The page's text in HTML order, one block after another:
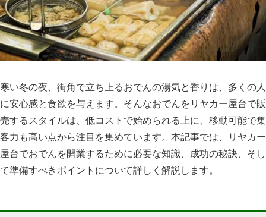
寒い冬の夜、街角で立ち上るおでんの湯気と香りは、多くの人
に安心感と食欲を与えます。そんなおでんをリヤカー屋台で販
売するスタイルは、低コストで始められる上に、移動可能で集
客力も高い点から注目を集めています。本記事では、リヤカー
屋台でおでんを開業するために必要な知識、成功の秘訣、そし
て準備すべきポイントについて詳しく解説します。